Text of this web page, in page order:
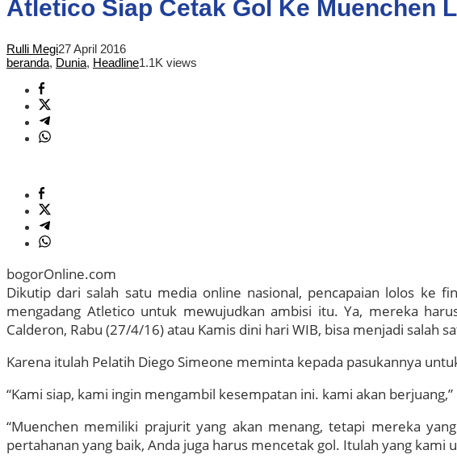
Atletico Siap Cetak Gol Ke Muenchen
Rulli Megi27 April 2016
beranda, Dunia, Headline1.1K views
bogorOnline.com
Dikutip dari salah satu media online nasional, pencapaian lolos ke
mengadang Atletico untuk mewujudkan ambisi itu. Ya, mereka
Calderon, Rabu (27/4/16) atau Kamis dini hari WIB, bisa menjadi salah
Karena itulah Pelatih Diego Simeone meminta kepada pasukannya
“Kami siap, kami ingin mengambil kesempatan ini. kami akan
“Muenchen memiliki prajurit yang akan menang, tetapi mereka
pertahanan yang baik, Anda juga harus mencetak gol. Itulah yang kami